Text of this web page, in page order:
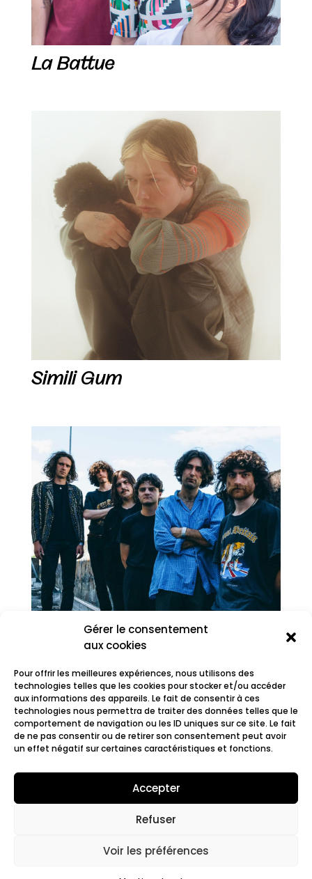
Gérer le consentement
aux cookies
Pour offrir les meilleures expériences, nous utilisons des
technologies telles que les cookies pour stocker et/ou accéder
aux informations des appareils. Le fait de consentir à ces
technologies nous permettra de traiter des données telles que le
comportement de navigation ou les ID uniques sur ce site. Le fait
de ne pas consentir ou de retirer son consentement peut avoir
un effet négatif sur certaines caractéristiques et fonctions.
Accepter
Refuser
Voir les préférences
La Battue
Simili Gum
Stuffed Foxes
Mentions légales. Cookies